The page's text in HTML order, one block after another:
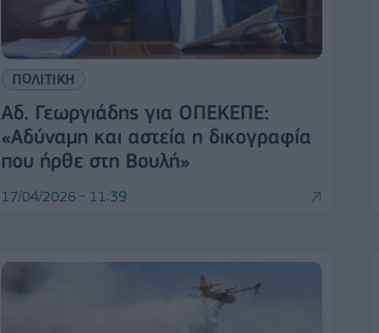
ΠΟΛΙΤΙΚΗ
Αδ. Γεωργιάδης για ΟΠΕΚΕΠΕ:
«Αδύναμη και αστεία η δικογραφία
που ήρθε στη Βουλή»
17/04/2026 - 11:39